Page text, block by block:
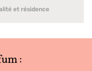
et résidence
: